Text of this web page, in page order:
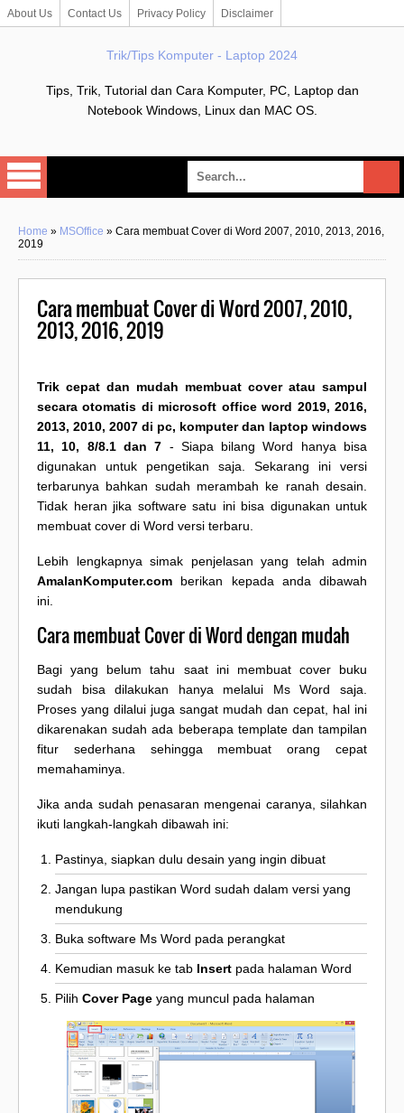
About Us Contact Us Privacy Policy Disclaimer
Trik/Tips Komputer - Laptop 2024
Tips, Trik, Tutorial dan Cara Komputer, PC, Laptop dan
Notebook Windows, Linux dan MAC OS.
Home » MSOffice » Cara membuat Cover di Word 2007, 2010, 2013, 2016,
2019
Cara membuat Cover di Word 2007, 2010,
2013, 2016, 2019
Trik cepat dan mudah membuat cover atau sampul
secara otomatis di microsoft office word 2019, 2016,
2013, 2010, 2007 di pc, komputer dan laptop windows
11, 10, 8/8.1 dan 7 - Siapa bilang Word hanya bisa
digunakan untuk pengetikan saja. Sekarang ini versi
terbarunya bahkan sudah merambah ke ranah desain.
Tidak heran jika software satu ini bisa digunakan untuk
membuat cover di Word versi terbaru.
Lebih lengkapnya simak penjelasan yang telah admin
AmalanKomputer.com berikan kepada anda dibawah
ini.
Cara membuat Cover di Word dengan mudah
Bagi yang belum tahu saat ini membuat cover buku
sudah bisa dilakukan hanya melalui Ms Word saja.
Proses yang dilalui juga sangat mudah dan cepat, hal ini
dikarenakan sudah ada beberapa template dan tampilan
fitur sederhana sehingga membuat orang cepat
memahaminya.
Jika anda sudah penasaran mengenai caranya, silahkan
ikuti langkah-langkah dibawah ini:
Pastinya, siapkan dulu desain yang ingin dibuat
Jangan lupa pastikan Word sudah dalam versi yang
mendukung
Buka software Ms Word pada perangkat
Kemudian masuk ke tab Insert pada halaman Word
Pilih Cover Page yang muncul pada halaman